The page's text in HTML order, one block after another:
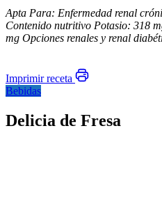
Apta Para: Enfermedad renal
Contenido nutritivo Potasio: 318
mg Opciones renales y renal
Imprimir receta
Bebidas
Delicia de Fresa